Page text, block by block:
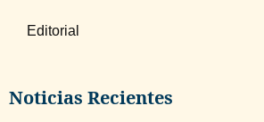
Editorial
Noticias Recientes